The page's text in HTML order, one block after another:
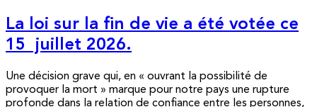
La loi sur la fin de vie a été votée ce
15 juillet 2026.
Une décision grave qui, en « ouvrant la possibilité de
provoquer la mort » marque pour notre pays une rupture
profonde dans la relation de confiance entre les personnes,